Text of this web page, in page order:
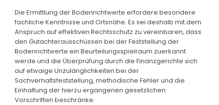
Die Ermittlung der Bodenrichtwerte erfordere besondere
fachliche Kenntnisse und Ortsnähe. Es sei deshalb mit dem
Anspruch auf effektiven Rechtsschutz zu vereinbaren, dass
den Gutachterausschüssen bei der Feststellung der
Bodenrichtwerte ein Beurteilungsspielraum zuerkannt
werde und die Überprüfung durch die Finanzgerichte sich
auf etwaige Unzulänglichkeiten bei der
Sachverhaltsfeststellung, methodische Fehler und die
Einhaltung der hierzu ergangenen gesetzlichen
Vorschriften beschränke.